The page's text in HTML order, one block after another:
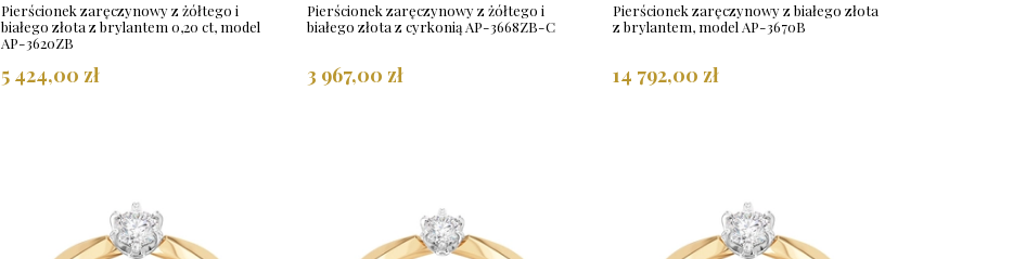
Pierścionek zaręczynowy z żółtego i
białego złota z brylantem 0,20 ct, model
AP-3620ZB
5 424,00 zł
Pierścionek zaręczynowy z żółtego i
białego złota z cyrkonią AP-3668ZB-C
3 967,00 zł
Pierścionek zaręczynowy z białego złota
z brylantem, model AP-3670B
14 792,00 zł